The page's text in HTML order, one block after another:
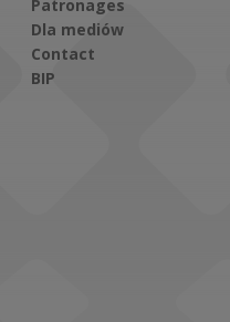
Patronages
Dla mediów
Contact
BIP